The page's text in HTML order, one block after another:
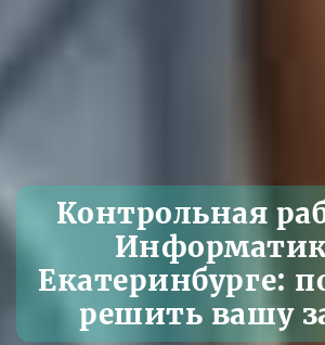
Контрольная
Екатеринбурге:
решить вашу